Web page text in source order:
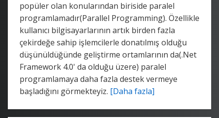
popüler olan konularından biriside paralel
programlamadır(Parallel Programming). Özellikle
kullanıcı bilgisayarlarının artık birden fazla
çekirdeğe sahip işlemcilerle donatılmış olduğu
düşünüldüğünde geliştirme ortamlarının da(.Net
Framework 4.0' da olduğu üzere) paralel
programlamaya daha fazla destek vermeye
başladığını görmekteyiz. [Daha fazla]